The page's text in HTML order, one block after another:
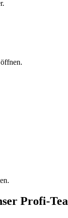
Profi-